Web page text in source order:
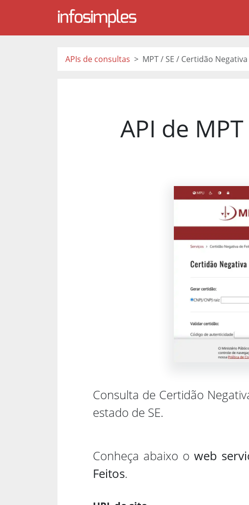
APIs de consultas MPT / SE / Certidão
API de
Consulta de Certidão
estado de SE.
Conheça abaixo oweb
Feitos.